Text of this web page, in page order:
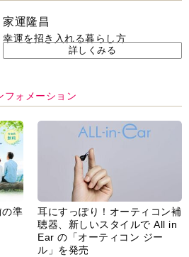
家運隆昌
幸運を招き入れる暮らし方
詳しくみる
フォメーション
の準
耳にすっぽり！オーティコン補
聴器、新しいスタイルで All in
Ear の「オーティコン ジー
ル」を発売